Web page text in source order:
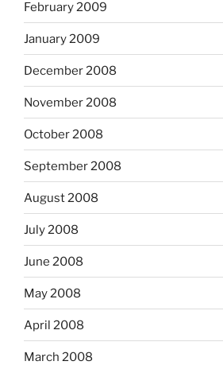
February 2009
January 2009
December 2008
November 2008
October 2008
September 2008
August 2008
July 2008
June 2008
May 2008
April 2008
March 2008